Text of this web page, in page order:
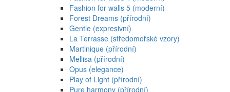
Fashion for walls 5 (moderní)
Forest Dreams (přírodní)
Gentle (expresivní)
La Terrasse (středomořské vzory)
Martinique (přírodní)
Mellisa (přírodní)
Opus (elegance)
Play of Light (přírodní)
Pure harmony (přírodní)